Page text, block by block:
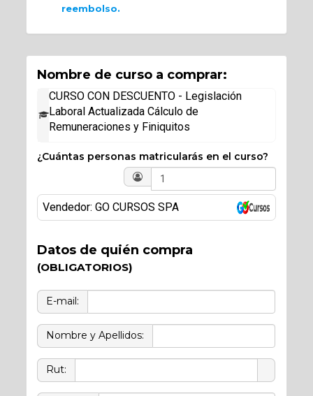
reembolso.
Nombre de curso a comprar:
CURSO CON DESCUENTO - Legislación
Laboral Actualizada Cálculo de
Remuneraciones y Finiquitos
¿Cuántas personas matricularás en el curso?
Vendedor: GO CURSOS SPA
Datos de quién compra
(OBLIGATORIOS)
E-mail:
Nombre y Apellidos:
Rut: